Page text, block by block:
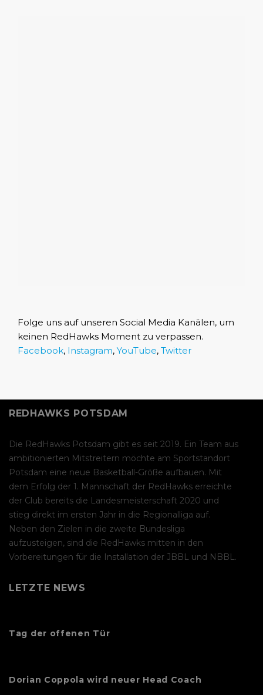
Folge uns auf unseren Social Media Kanälen, um
keinen RedHawks Moment zu verpassen.
Facebook, Instagram, YouTube, Twitter
REDHAWKS POTSDAM
Die RedHawks Potsdam gibt es seit 2019. Ein Team aus
ambitionierten Mitstreitern möchte am Sportstandort
Potsdam eine neue Basketball-Größe aufbauen. Mit
dem Erfolg der 1. Mannschaft der RedHawks erreichte
der Club bereits die Landesmeisterschaft 2020 und
stieg direkt im ersten Jahr in die Regionalliga auf.
Neben den Zielen in die zweite Bundesliga
aufzusteigen, sind die RedHawks mitten in den
Vorbereitungen für die Installation der JBBL und NBBL.
LETZTE NEWS
Tag der offenen Tür
Dorian Coppola wird neuer Head Coach